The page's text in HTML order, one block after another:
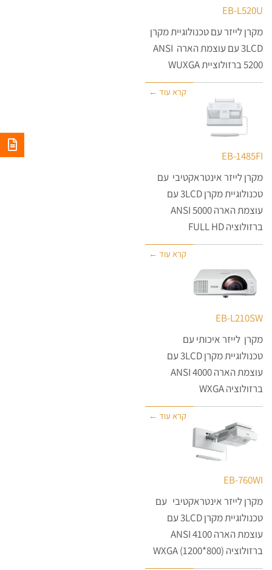
EB-L520U
מקרן לייזר עם טכנולוגיית מקרן
3LCD עם עוצמת הארה ANSI
5200 ברזולוציית WUXGA
קרא עוד ←
EB-1485FI
מקרן לייזר אינטראקטיבי עם
טכנולוגיית מקרן 3LCD עם
עוצמת הארה 5000 ANSI
ברזולוציה FULL HD
קרא עוד ←
EB-L210SW
מקרן לייזר איכותי עם
טכנולוגיית מקרן 3LCD עם
עוצמת הארה 4000 ANSI
ברזולוציה WXGA
קרא עוד ←
EB-760WI
מקרן לייזר אינטראקטיבי עם
טכנולוגיית מקרן 3LCD עם
עוצמת הארה 4100 ANSI
ברזולוציה (800*1200) WXGA